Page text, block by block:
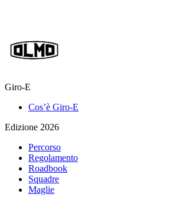
Giro-E
Cos’è Giro-E
Edizione 2026
Percorso
Regolamento
Roadbook
Squadre
Maglie